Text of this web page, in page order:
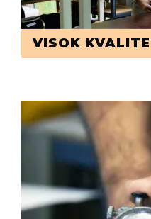
VISOK